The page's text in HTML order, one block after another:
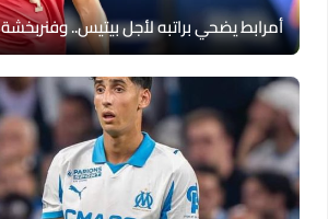
أمرابط يضحي براتبه لأجل بيتيس.. وفنربخشة